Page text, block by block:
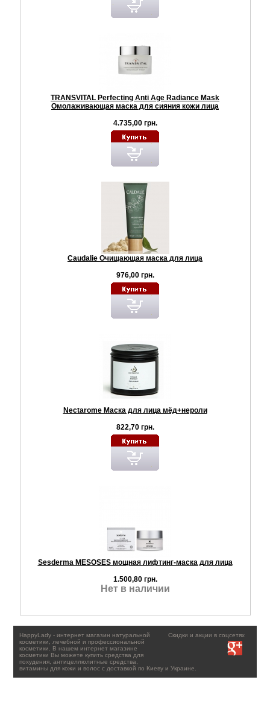
TRANSVITAL Perfecting Anti Age Radiance Mask
Омолаживающая маска для сияния кожи лица
4.735,00 грн.
Caudalie Очищающая маска для лица
976,00 грн.
Nectarome Маска для лица мёд+нероли
822,70 грн.
Sesderma MESOSES мощная лифтинг-маска для лица
1.500,80 грн.
Нет в наличии
Скидки и акции в соцсетях
HappyLady - интернет магазин натуральной
косметики, лечебной и профессиональной
косметики. В нашем интернет магазине
косметики Вы можете купить средства для
похудения, антицеллюлитные средства,
витамины для кожи и волос с доставкой по Киеву и Украине.